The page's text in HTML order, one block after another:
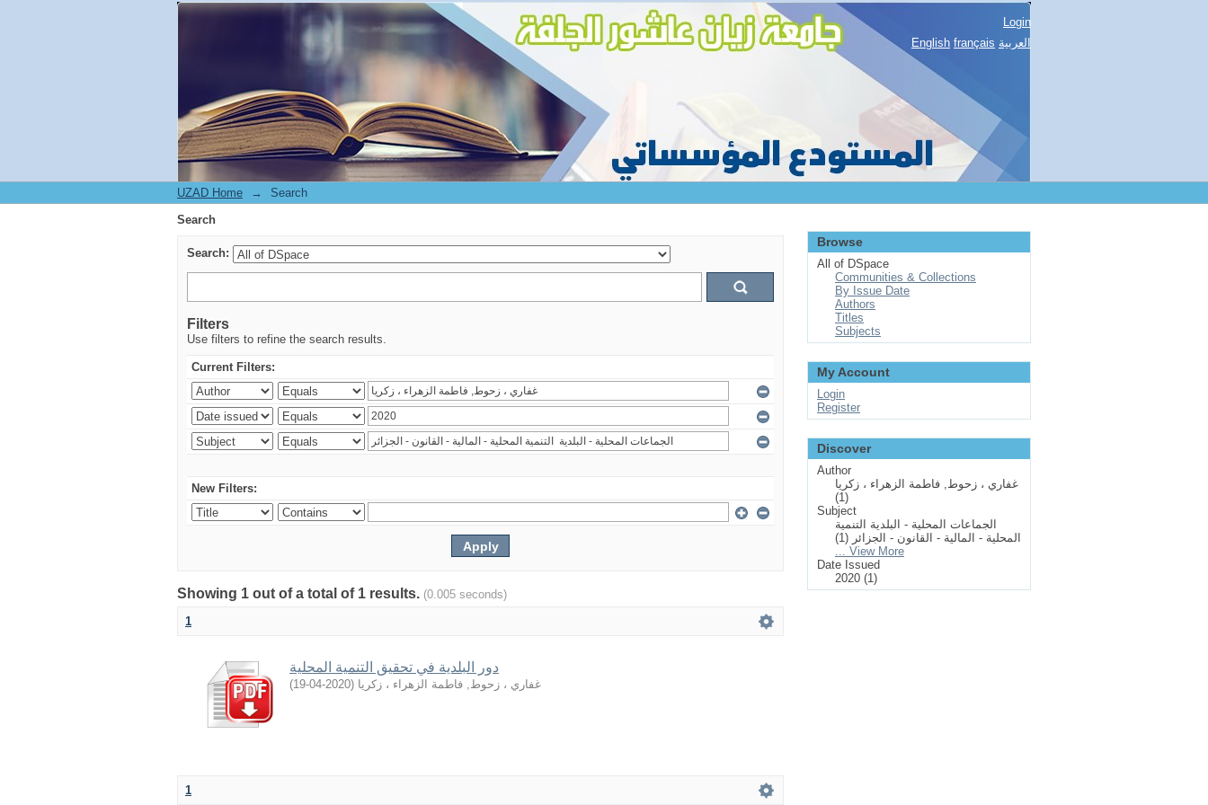
Search
Login
English français العربية
UZAD Home →
Search
Search
Search:
Filters
Use filters to refine the search results.
Current Filters:
New Filters:
Showing 1 out of a total of 1 results. (0.005 seconds)
1
دور اﻟﺒﻠﺪﻳﺔ ﻓﻲ ﺗﺤﻘﻴﻖ اﻟﺘﻨﻤﻴﺔ اﻟﻤﺤﻠﻴﺔ
غفاري ، زحوط, فاطمة الزهراء ، زكريا (
2020-04-19
)
1
Browse
All of DSpace
Communities & Collections
By Issue Date
Authors
Titles
Subjects
My Account
Login
Register
Discover
Author
غفاري ، زحوط, فاطمة الزهراء ، زكريا
(1)
Subject
الجماعات المحلية - البلدية التنمية
المحلية - المالية - القانون - الجزائر (1)
... View More
Date Issued
2020 (1)